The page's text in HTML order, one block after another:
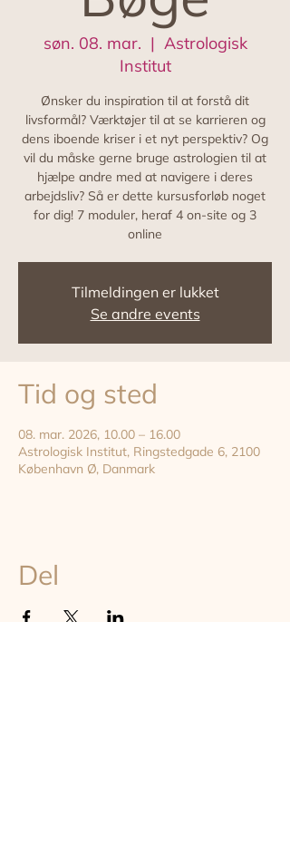
søn. 08. mar.
  |
Astrologisk
Institut
Ønsker du inspiration til at forstå dit
livsformål? Værktøjer til at se karrieren og
dens iboende kriser i et nyt perspektiv? Og
vil du måske gerne bruge astrologien til at
hjælpe andre med at navigere i deres
arbejdsliv? Så er dette kursusforløb noget
for dig! 7 moduler, heraf 4 on-site og 3
online
Tilmeldingen er lukket
Se andre events
Tid og sted
08. mar. 2026, 10.00 – 16.00
Astrologisk Institut, Ringstedgade 6, 2100
København Ø, Danmark
Del